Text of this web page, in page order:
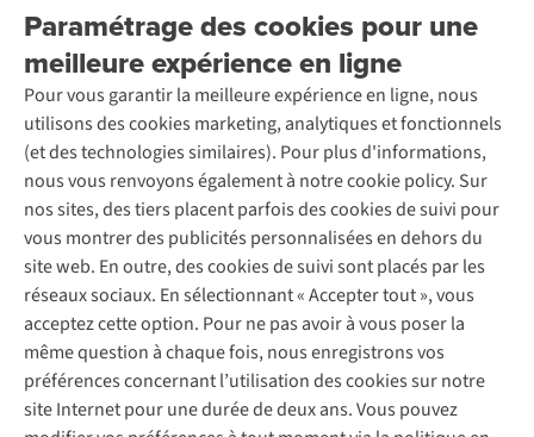
Paramétrage des cookies pour une
meilleure expérience en ligne
Pour vous garantir la meilleure expérience en ligne, nous
utilisons des cookies marketing, analytiques et fonctionnels
(et des technologies similaires). Pour plus d'informations,
nous vous renvoyons également à notre cookie policy. Sur
nos sites, des tiers placent parfois des cookies de suivi pour
vous montrer des publicités personnalisées en dehors du
site web. En outre, des cookies de suivi sont placés par les
réseaux sociaux. En sélectionnant « Accepter tout », vous
acceptez cette option. Pour ne pas avoir à vous poser la
même question à chaque fois, nous enregistrons vos
préférences concernant l’utilisation des cookies sur notre
site Internet pour une durée de deux ans. Vous pouvez
Rétractation d'une commande
Entretien & réparations
Garantie
Contactez-nous
À propos d’Ayacucho
Nos magasins
À propos d’A.S.Adventure
Déclaration d'accessibilité
Location / Location sports d’hiver
Seconde-main
Entretien de ski
Service de lavage
Entretien de chaussures
Réparation de chaussures
Réparation de vêtements
Retouches
Pour les entreprises
Découvrez
Explore Camp
Gear Check
Expertise & conseils
Abonnez-vous à la newsletter
Suivez-nous
Mentions légales Politique de confidentialité